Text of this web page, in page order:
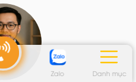
Zalo Danh mục